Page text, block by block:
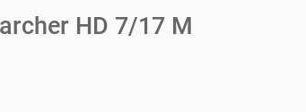
HD 7/17 M